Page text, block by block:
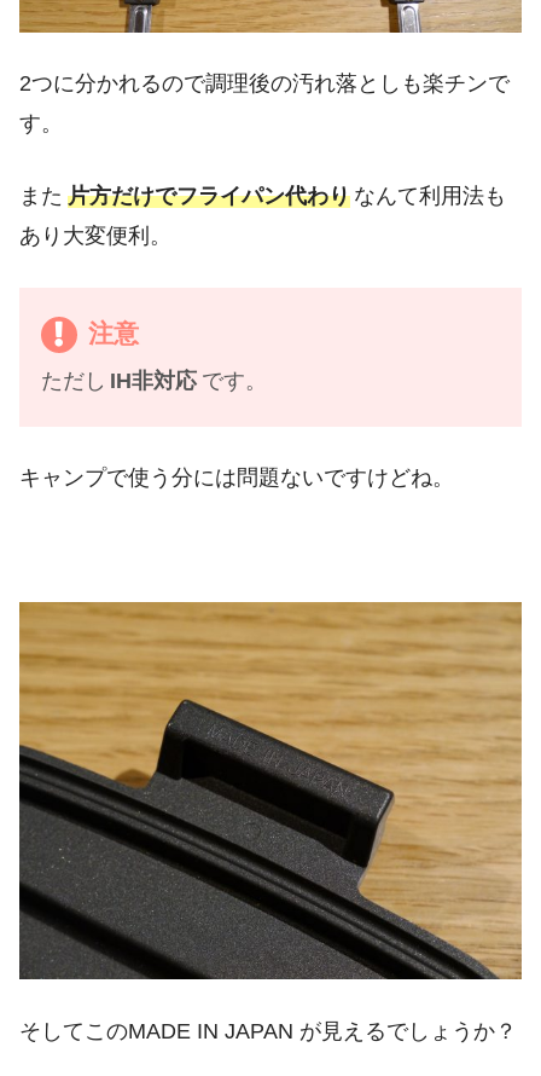
2つに分かれるので調理後の汚れ落としも楽チンで
す。
また 片方だけでフライパン代わり なんて利用法も
あり大変便利。
注意
ただし IH非対応 です。
キャンプで使う分には問題ないですけどね。
そしてこのMADE IN JAPAN が見えるでしょうか？